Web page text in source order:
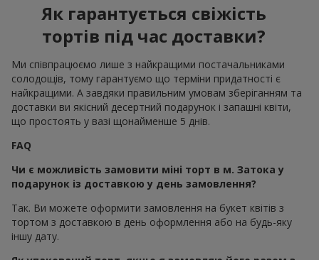
Як гарантується свіжість
тортів під час доставки?
Ми співпрацюємо лише з найкращими постачальниками
солодощів, тому гарантуємо що терміни придатності є
найкращими. А завдяки правильним умовам зберіганням та
доставки ви якісний десертний подарунок і запашні квіти,
що простоять у вазі щонайменше 5 днів.
FAQ
Чи є можливість замовити міні торт в м. Затока у
подарунок із доставкою у день замовлення?
Так. Ви можете оформити замовлення на букет квітів з
тортом з доставкою в день оформлення або на будь-яку
іншу дату.